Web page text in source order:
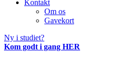
Kontakt
Om os
Gavekort
Ny i studiet?
Kom godt i gang HER